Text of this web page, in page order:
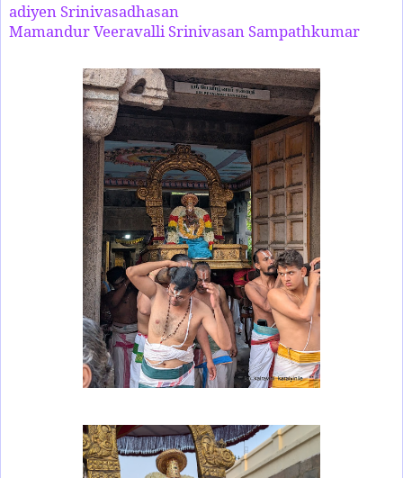
adiyen Srinivasadhasan
Mamandur Veeravalli Srinivasan Sampathkumar